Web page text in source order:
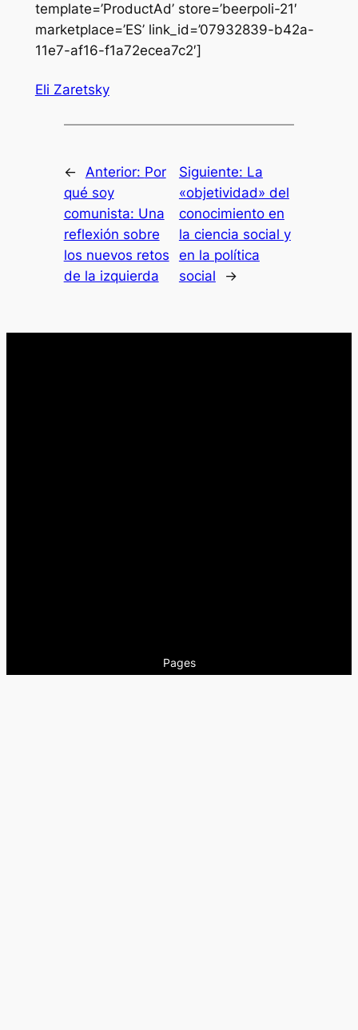
template=’ProductAd’ store=’beerpoli-21′
marketplace=’ES’ link_id=’07932839-b42a-
11e7-af16-f1a72ecea7c2′]
Eli Zaretsky
← Anterior: Por
qué soy
comunista: Una
reflexión sobre
los nuevos retos
de la izquierda
Siguiente: La
«objetividad» del
conocimiento en
la ciencia social y
en la política
social
→
Pages